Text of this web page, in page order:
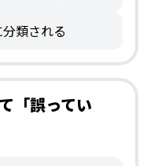
類される
「誤ってい